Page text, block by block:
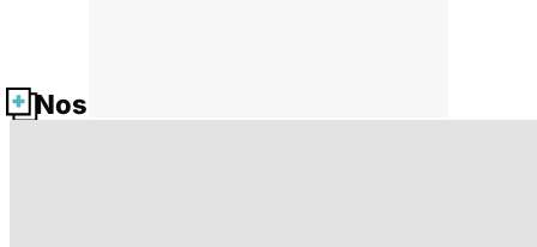
Nos fiches santé